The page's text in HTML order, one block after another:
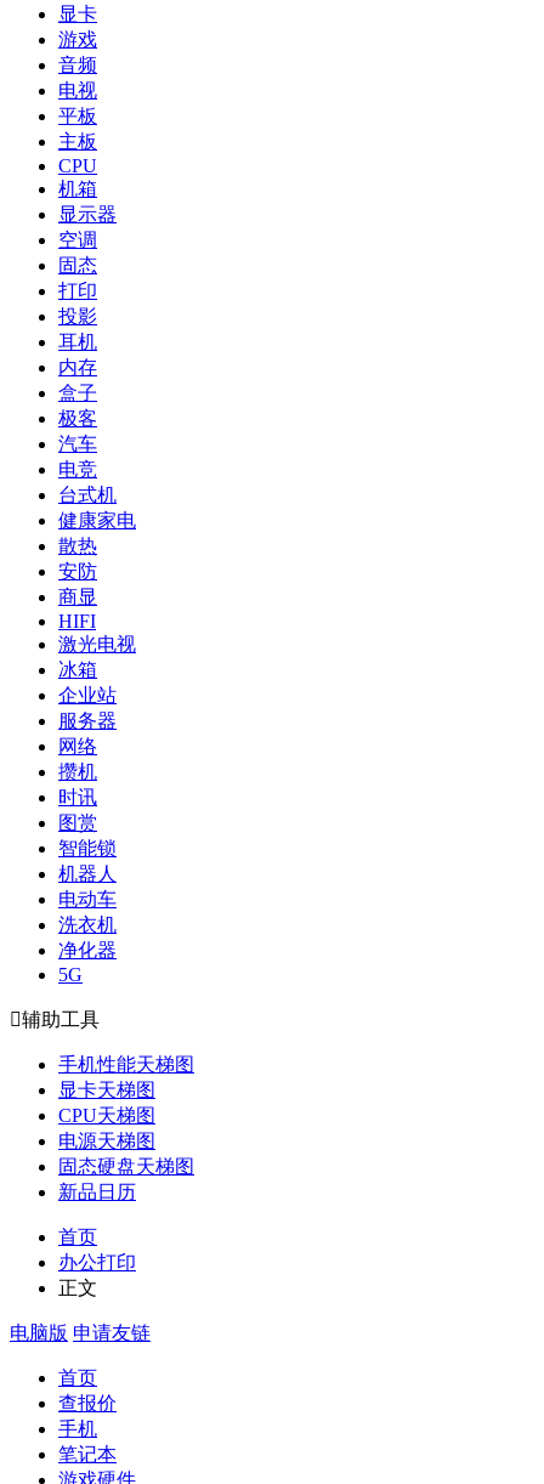
显卡
游戏
音频
电视
平板
主板
CPU
机箱
显示器
空调
固态
打印
投影
耳机
内存
盒子
极客
汽车
电竞
台式机
健康家电
散热
安防
商显
HIFI
激光电视
冰箱
企业站
服务器
网络
攒机
时讯
图赏
智能锁
机器人
电动车
洗衣机
净化器
5G
辅助工具
手机性能天梯图
显卡天梯图
CPU天梯图
电源天梯图
固态硬盘天梯图
新品日历
首页
办公打印
正文
电脑版 申请友链
首页
查报价
手机
笔记本
游戏硬件